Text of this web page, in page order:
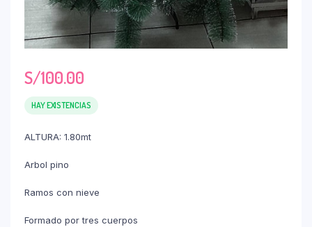
S/100.00
HAY EXISTENCIAS
ALTURA: 1.80mt
Arbol pino
Ramos con nieve
Formado por tres cuerpos